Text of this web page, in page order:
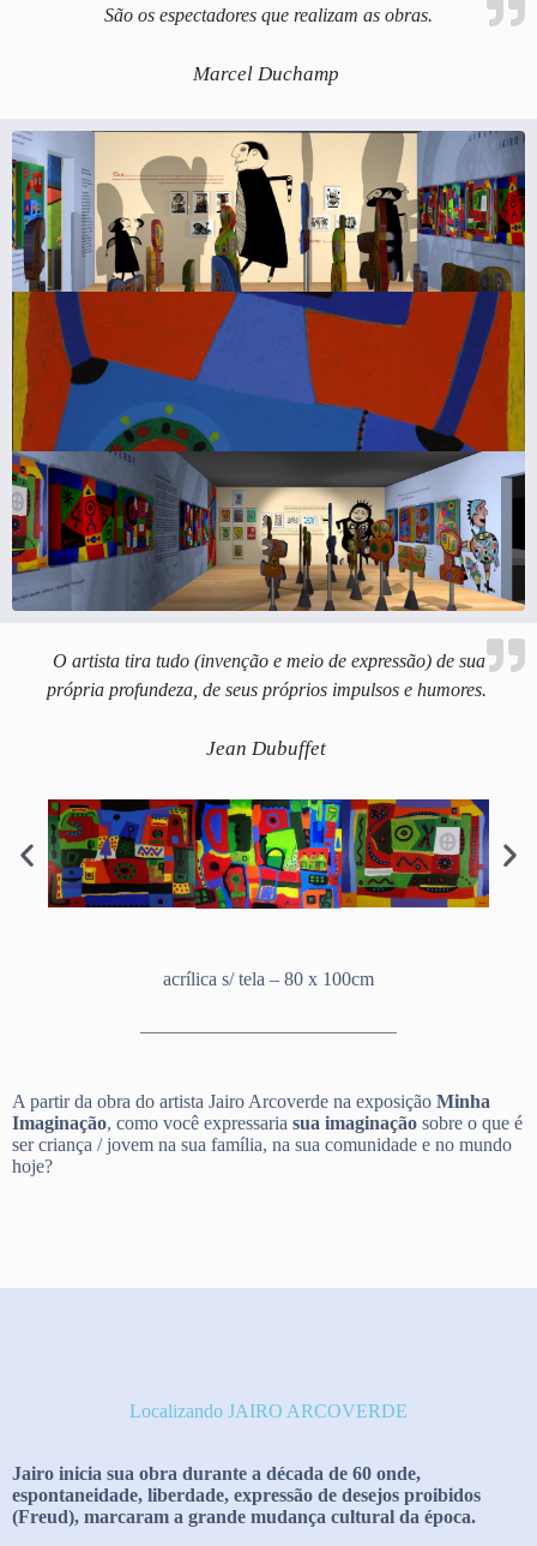
São os espectadores que realizam as obras.
Marcel Duchamp
O artista tira tudo (invenção e meio de expressão) de sua
própria profundeza, de seus próprios impulsos e humores.
Jean Dubuffet
acrílica s/ tela – 80 x 100cm
A partir da obra do artista Jairo Arcoverde na exposição Minha
Imaginação, como você expressaria sua imaginação sobre o que é
ser criança / jovem na sua família, na sua comunidade e no mundo
hoje?
Localizando JAIRO ARCOVERDE
Jairo inicia sua obra durante a década de 60 onde,
espontaneidade, liberdade, expressão de desejos proibidos
(Freud), marcaram a grande mudança cultural da época.